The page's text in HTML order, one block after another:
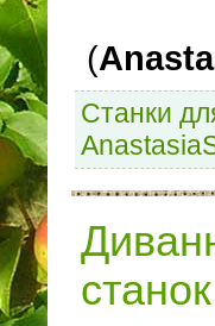
(
Станки